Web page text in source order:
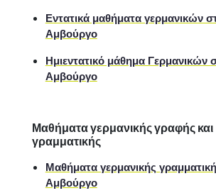
Εντατικά μαθήματα γερμανικών
Αμβούργο
Ημιεντατικό μάθημα Γερμανικών
Αμβούργο
Μαθήματα γερμανικής γραφής και
γραμματικής
Μαθήματα γερμανικής
Αμβούργο